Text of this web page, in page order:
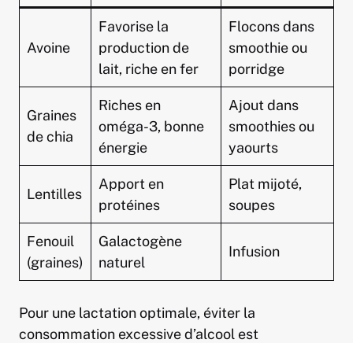
Avoine
Favorise la
production de
lait, riche en fer
Flocons dans
smoothie ou
porridge
Graines
de chia
Riches en
oméga-3, bonne
énergie
Ajout dans
smoothies ou
yaourts
Lentilles
Apport en
protéines
Plat mijoté,
soupes
Fenouil
(graines)
Galactogène
naturel
Infusion
Pour une lactation optimale, éviter la
consommation excessive d’alcool est